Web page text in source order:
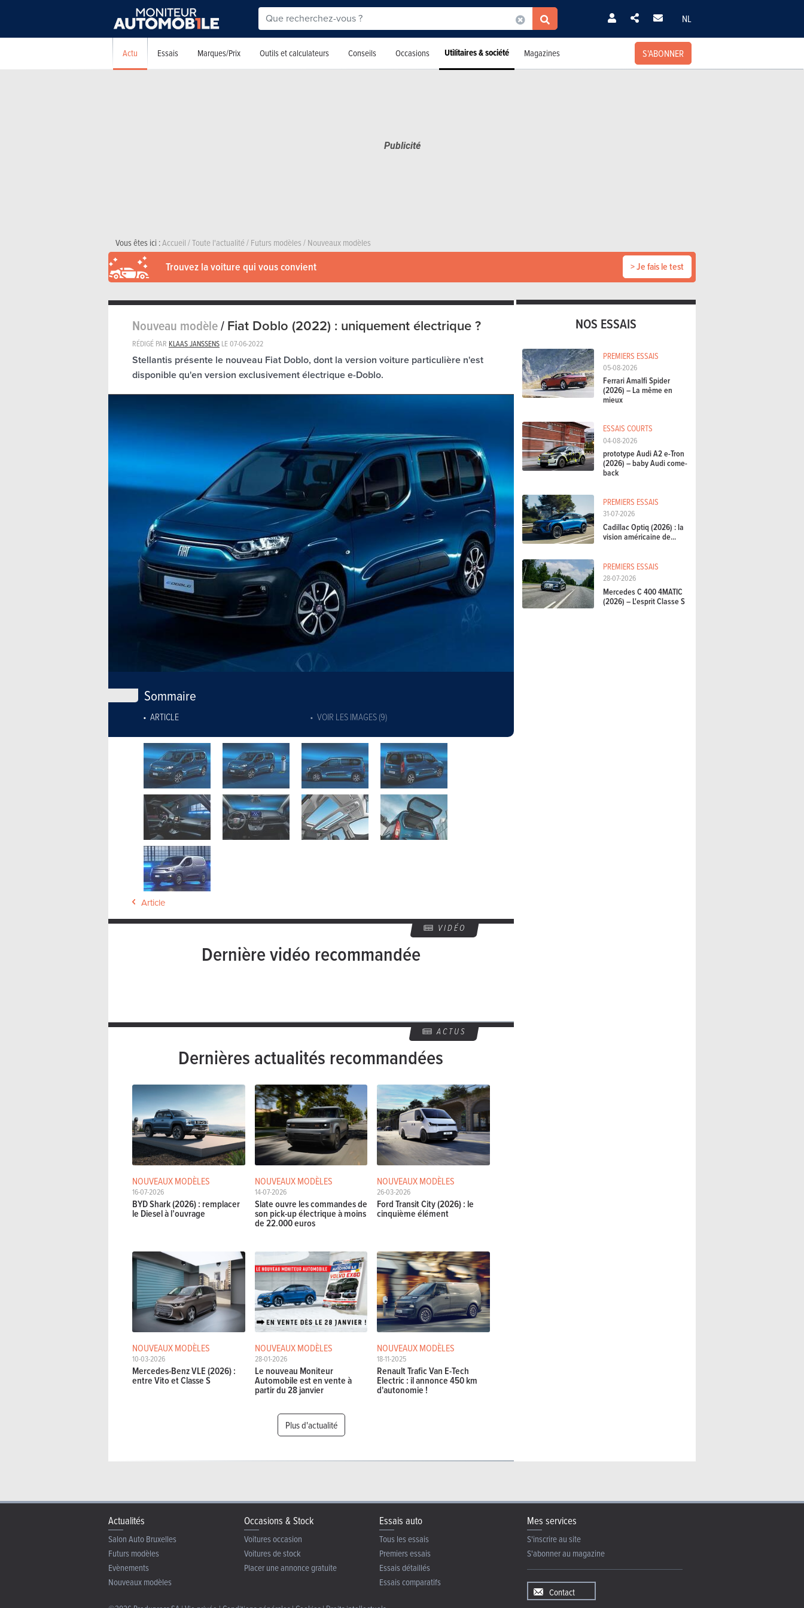
NL
Actu Essais Marques/Prix Outils et calculateurs Conseils Occasions Utilitaires & société Magazines S'ABONNER
Vous êtes ici :Accueil/Toute l'actualité/Futurs modèles/Nouveaux modèles
Trouvez la voiture qui vous convient > Je fais le test
Nouveau modèle/Fiat Doblo (2022) : uniquement électrique ?
RÉDIGÉ PAR KLAAS JANSSENS LE07-06-2022
Stellantis présente le nouveau Fiat Doblo, dont la version voiture particulière n'est
disponible qu'en version exclusivement électrique e-Doblo.
Sommaire
ARTICLE VOIR LES IMAGES (9)
Article
VIDÉO
Dernière vidéo recommandée
ACTUS
Dernières actualités recommandées
NOUVEAUX MODÈLES
16-07-2026
BYD Shark (2026) : remplacer
le Diesel à l’ouvrage
NOUVEAUX MODÈLES
14-07-2026
Slate ouvre les commandes de
son pick-up électrique à moins
de 22.000 euros
NOUVEAUX MODÈLES
26-03-2026
Ford Transit City (2026) : le
cinquième élément
NOUVEAUX MODÈLES
10-03-2026
Mercedes-Benz VLE (2026) :
entre Vito et Classe S
NOUVEAUX MODÈLES
28-01-2026
Le nouveau Moniteur
Automobile est en vente à
partir du 28 janvier
NOUVEAUX MODÈLES
18-11-2025
Renault Trafic Van E-Tech
Electric : il annonce 450 km
d'autonomie !
Plus d'actualité
NOS ESSAIS
PREMIERS ESSAIS
05-08-2026
Ferrari Amalfi Spider
(2026) – La même en
mieux
ESSAIS COURTS
04-08-2026
prototype Audi A2 e-Tron
(2026) – baby Audi come-
back
PREMIERS ESSAIS
31-07-2026
Cadillac Optiq (2026) : la
vision américaine de...
PREMIERS ESSAIS
28-07-2026
Mercedes C 400 4MATIC
(2026) – L'esprit Classe S
Actualités
Salon Auto Bruxelles
Futurs modèles
Evènements
Nouveaux modèles
Occasions & Stock
Voitures occasion
Voitures de stock
Placer une annonce gratuite
Essais auto
Tous les essais
Premiers essais
Essais détaillés
Essais comparatifs
Mes services
S'inscrire au site
S'abonner au magazine
Contact